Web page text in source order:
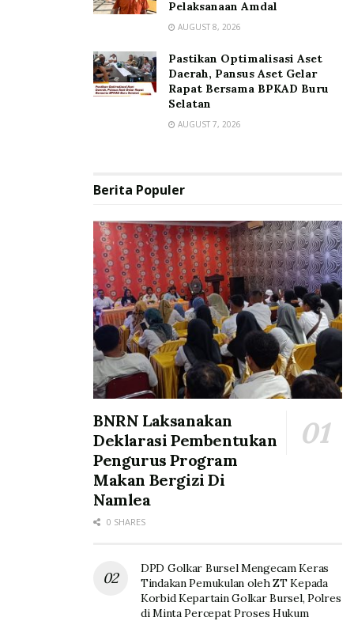
Pelaksanaan Amdal
AUGUST 8, 2026
Pastikan Optimalisasi Aset
Daerah, Pansus Aset Gelar
Rapat Bersama BPKAD Buru
Selatan
AUGUST 7, 2026
Berita Populer
BNRN Laksanakan
Deklarasi Pembentukan
Pengurus Program
Makan Bergizi Di
Namlea
0 SHARES
DPD Golkar Bursel Mengecam Keras
Tindakan Pemukulan oleh ZT Kepada
Korbid Kepartain Golkar Bursel, Polres
di Minta Percepat Proses Hukum